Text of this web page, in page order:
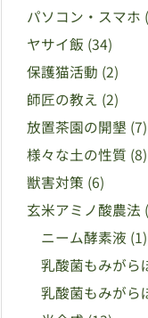
パソコン・スマホ
ヤサイ飯 (34)
保護猫活動 (2)
師匠の教え (2)
放置茶園の開墾 (7)
様々な土の性質 (8)
獣害対策 (6)
玄米アミノ酸農法
ニーム酵素液 (1)
乳酸菌もみがら
乳酸菌もみがら